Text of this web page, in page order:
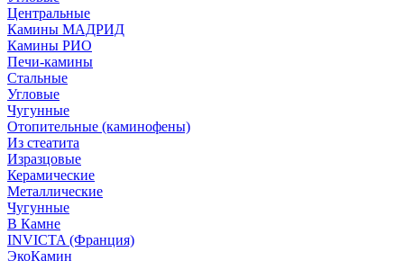
Центральные
Камины МАДРИД
Камины РИО
Печи-камины
Стальные
Угловые
Чугунные
Отопительные (каминофены)
Из стеатита
Изразцовые
Керамические
Металлические
Чугунные
В Камне
INVICTA (Франция)
ЭкоКамин